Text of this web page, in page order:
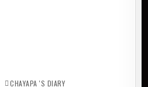
CHAYAPA 'S DIARY